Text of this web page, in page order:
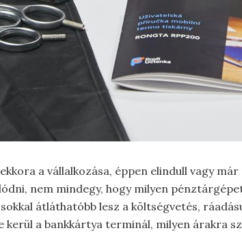
a vállalkozása, éppen elindull vagy
nem mindegy, hogy milyen
átláthatóbb lesz a költségvetés,
kerül a bankkártya terminál, milyen árakra